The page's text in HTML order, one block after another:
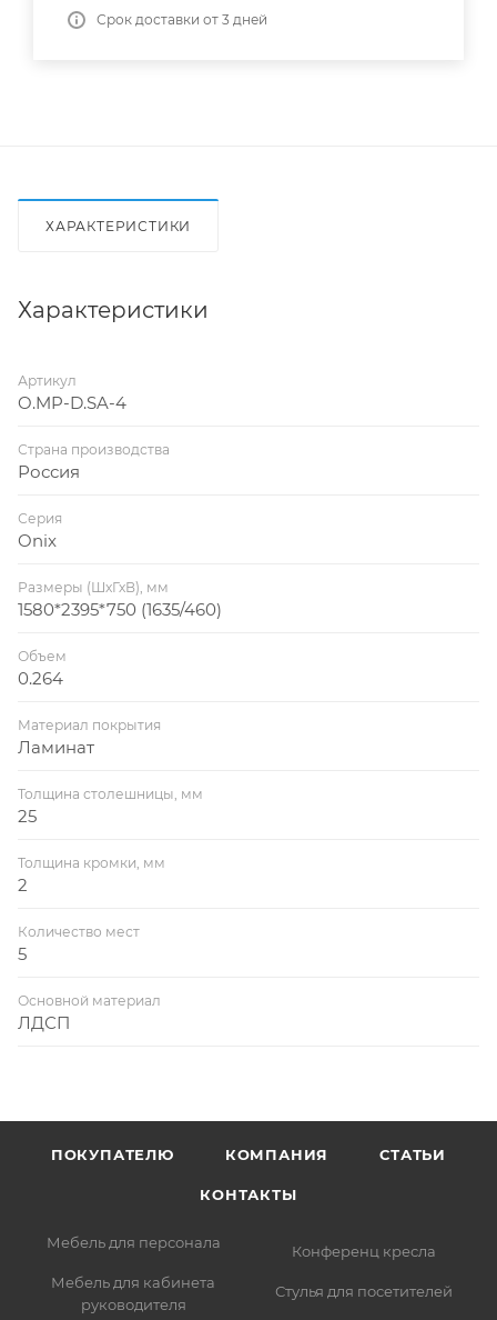
Срок доставки от 3 дней
ХАРАКТЕРИСТИКИ
Характеристики
Артикул
O.MP-D.SA-4
Страна производства
Россия
Серия
Onix
Размеры (ШхГхВ), мм
1580*2395*750 (1635/460)
Объем
0.264
Материал покрытия
Ламинат
Толщина столешницы, мм
25
Толщина кромки, мм
2
Количество мест
5
Основной материал
ЛДСП
ПОКУПАТЕЛЮ КОМПАНИЯ СТАТЬИ
КОНТАКТЫ
Мебель для персонала
Мебель для кабинета
руководителя
Конференц кресла
Стулья для посетителей